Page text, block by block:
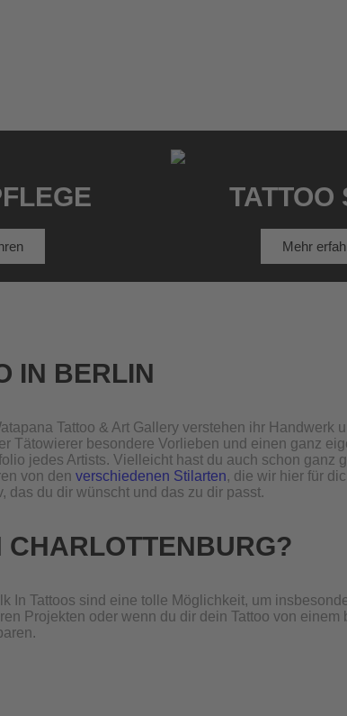
TATTOO
Mehr
IN BERLIN
Tattoo & Art Gallery verstehen ihr Handwerk
Tätowierer besondere Vorlieben und einen ganz
jedes Artists. Vielleicht hast du auch schon ganz
von den verschiedenen Stilarten, die wir hier für
das du dir wünscht und das zu dir passt.
CHARLOTTENBURG?
In Tattoos sind eine tolle Möglichkeit, um
Projekten oder wenn du dir dein Tattoo von einem